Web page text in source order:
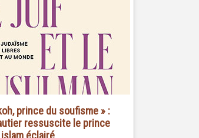
prince du soufisme » :
ressuscite le prince
éclairé